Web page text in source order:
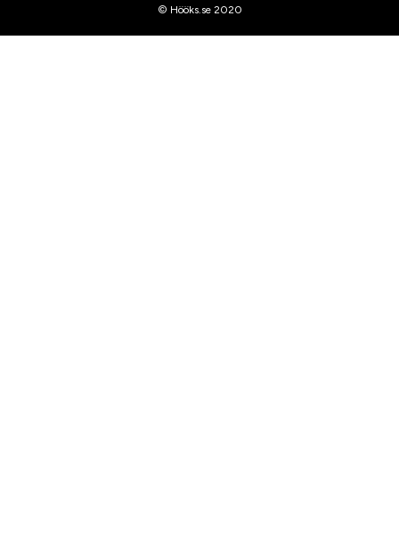
© Hööks.se 2020